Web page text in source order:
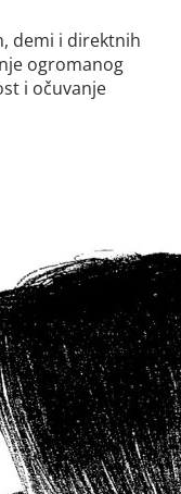
demi i direktnih
ogromanog
i očuvanje